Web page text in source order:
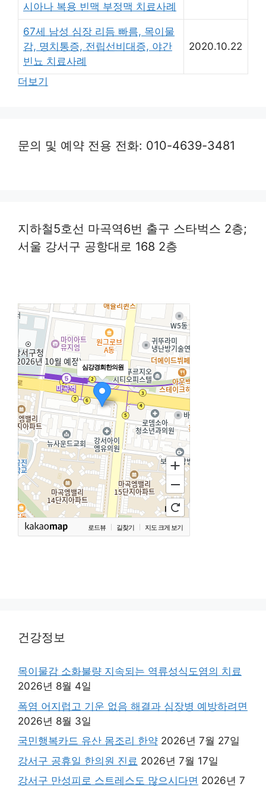
시아나 복용 빈맥 부정맥 치료사례
67세 남성 심장 리듬 빠름, 목이물
감, 명치통증, 전립선비대증, 야간
빈뇨 치료사례
2020.10.22
더보기
문의 및 예약 전용 전화: 010-4639-3481
지하철5호선 마곡역6번 출구 스타벅스 2층;
서울 강서구 공항대로 168 2층
심강경희한의원
로드뷰 길찾기 지도 크게 보기
건강정보
목이물감 소화불량 지속되는 역류성식도염의 치료
2026년 8월 4일
폭염 어지럽고 기운 없음 해결과 심장병 예방하려면
2026년 8월 3일
국민행복카드 유산 몸조리 한약 2026년 7월 27일
강서구 공휴일 한의원 진료 2026년 7월 17일
강서구 만성피로 스트레스도 많으시다면 2026년 7